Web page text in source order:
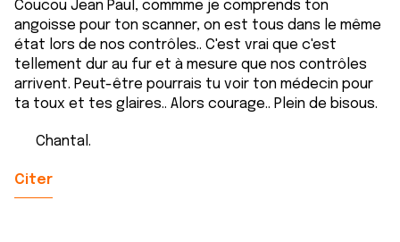
Coucou Jean Paul, commme je comprends ton
angoisse pour ton scanner, on est tous dans le même
état lors de nos contrôles.. C'est vrai que c'est
tellement dur au fur et à mesure que nos contrôles
arrivent. Peut-être pourrais tu voir ton médecin pour
ta toux et tes glaires.. Alors courage.. Plein de bisous.
Chantal.
Citer